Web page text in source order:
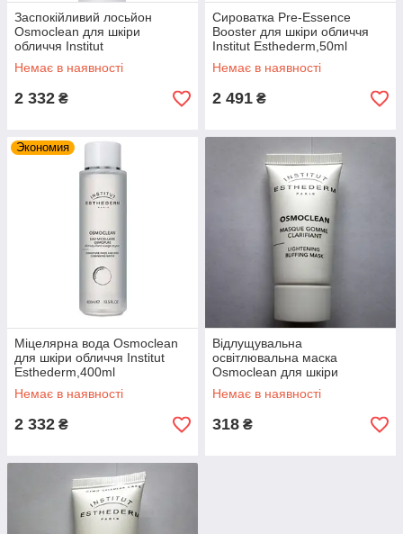
Заспокійливий лосьйон
Osmoclean для шкіри
обличчя Institut
Esthederm,400ml
Немає в наявності
2 332 ₴
Сироватка Pre-Essence
Booster для шкіри обличчя
Institut Esthederm,50ml
Немає в наявності
2 491 ₴
Экономия
Міцелярна вода Osmoclean
для шкіри обличчя Institut
Esthederm,400ml
Немає в наявності
2 332 ₴
Відлущувальна
освітлювальна маска
Osmoclean для шкіри
обличчя Institut
Esthederm,75ml
Немає в наявності
318 ₴